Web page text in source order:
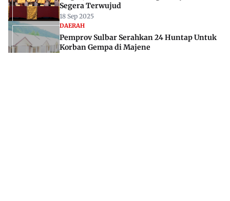
Segera Terwujud
18 Sep 2025
DAERAH
Pemprov Sulbar Serahkan 24 Huntap Untuk
Korban Gempa di Majene